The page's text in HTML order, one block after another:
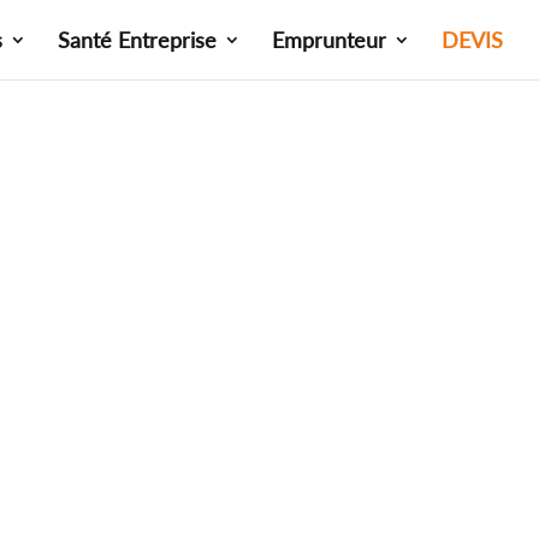
Santé Entreprise Emprunteur DEVIS